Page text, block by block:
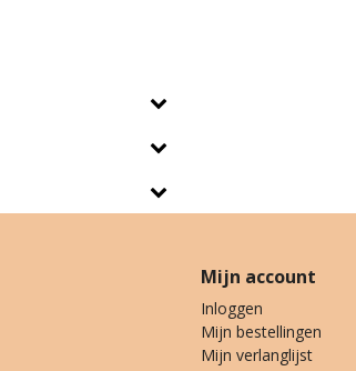
Mijn account
Inloggen
Mijn bestellingen
Mijn verlanglijst